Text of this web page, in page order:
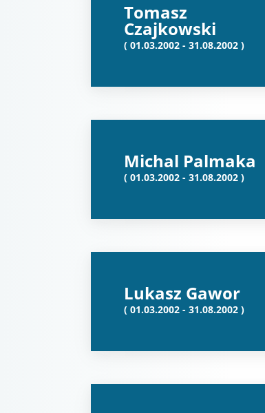
Tomasz
Czajkowski
( 01.03.2002 - 31.08.2002 )
Michal Palmaka
( 01.03.2002 - 31.08.2002 )
Lukasz Gawor
( 01.03.2002 - 31.08.2002 )